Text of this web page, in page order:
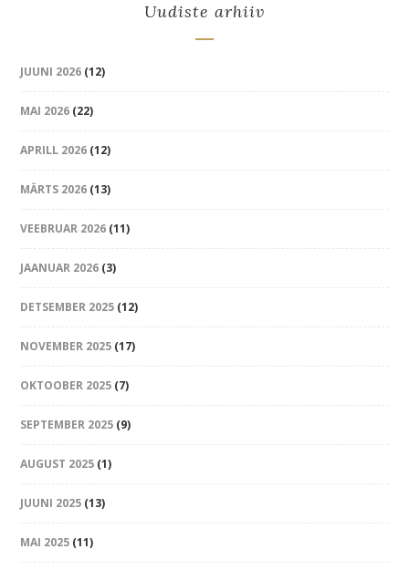
Uudiste arhiiv
JUUNI 2026 (12)
MAI 2026 (22)
APRILL 2026 (12)
MÄRTS 2026 (13)
VEEBRUAR 2026 (11)
JAANUAR 2026 (3)
DETSEMBER 2025 (12)
NOVEMBER 2025 (17)
OKTOOBER 2025 (7)
SEPTEMBER 2025 (9)
AUGUST 2025 (1)
JUUNI 2025 (13)
MAI 2025 (11)